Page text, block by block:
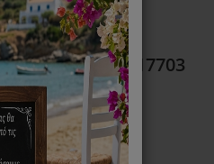
LG ADQ32617703
Ημέρες (Διαθέσιμο)